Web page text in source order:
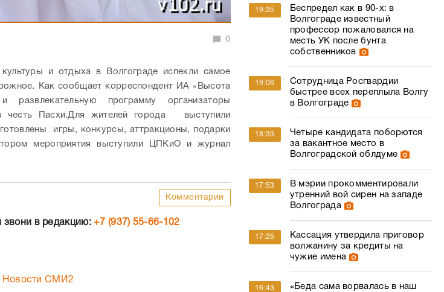
0
и отдыха в Волгограде испекли самое
Как сообщает корреспондент ИА «Высота
развлекательную программу организаторы
честь Пасхи.Для жителей города выступили
игры, конкурсы, аттракционы, подарки
мероприятия выступили ЦПКиО и журнал
Комментарии
звони в редакцию:+7 (937) 55-66-102
Новости СМИ2
19:35
Беспредел как в 90-х: в
Волгограде известный
профессор пожаловался на
месть УК после бунта
собственников
19:06
Сотрудница Росгвардии
быстрее всех переплыла Волгу
в Волгограде
18:33
Четыре кандидата поборются
за вакантное место в
Волгоградской облдуме
17:53
В мэрии прокомментировали
утренний вой сирен на западе
Волгограда
17:25
Кассация утвердила приговор
волжанину за кредиты на
чужие имена
16:43
«Беда сама ворвалась в наш